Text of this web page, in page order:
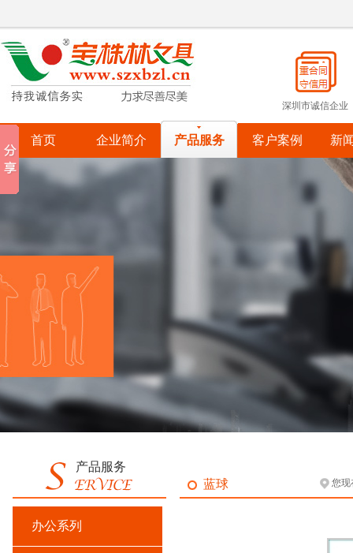
宝株林文具2015国庆同欢！
热烈祝贺宝株林入围罗湖政府采购供应商
宝株林关爱自闭症儿童
深圳市诚信企业
首页 企业简介 产品服务 客户案例 新
产品服务
办公系列
蓝球 您现